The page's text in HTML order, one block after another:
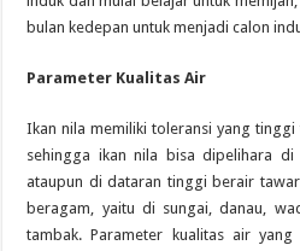
bulan kedepan untuk menjadi calon
Parameter Kualitas Air
Ikan nila memiliki toleransi yang
sehingga ikan nila bisa dipelihara
ataupun di dataran tinggi berair
beragam, yaitu di sungai, danau,
tambak. Parameter kualitas air yang